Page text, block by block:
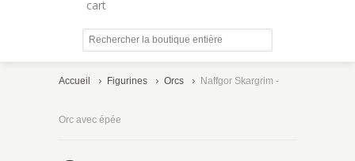
cart
Accueil Figurines Orcs Naffgor Skargrim -
Orc avec épée